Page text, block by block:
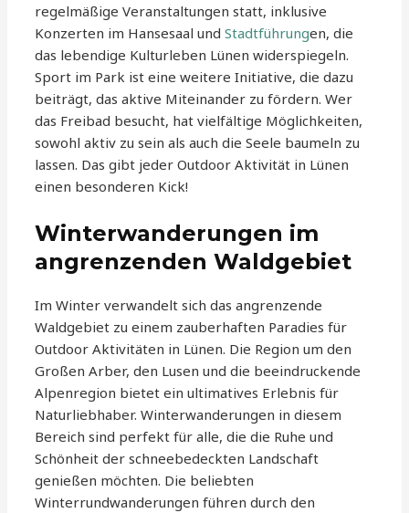
regelmäßige Veranstaltungen statt, inklusive
Konzerten im Hansesaal undStadtführungen, die
das lebendige Kulturleben Lünen widerspiegeln.
Sport im Park ist eine weitere Initiative, die dazu
beiträgt, das aktive Miteinander zu fördern. Wer
das Freibad besucht, hat vielfältige Möglichkeiten,
sowohl aktiv zu sein als auch die Seele baumeln zu
lassen. Das gibt jeder Outdoor Aktivität in Lünen
einen besonderen Kick!
Winterwanderungen im
angrenzenden Waldgebiet
Im Winter verwandelt sich das angrenzende
Waldgebiet zu einem zauberhaften Paradies für
Outdoor Aktivitäten in Lünen. Die Region um den
Großen Arber, den Lusen und die beeindruckende
Alpenregion bietet ein ultimatives Erlebnis für
Naturliebhaber. Winterwanderungen in diesem
Bereich sind perfekt für alle, die die Ruhe und
Schönheit der schneebedeckten Landschaft
genießen möchten. Die beliebten
Winterrundwanderungen führen durch den